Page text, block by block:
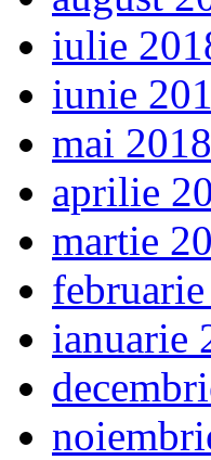
iulie
iunie
mai 2018
aprilie
martie
ianuarie